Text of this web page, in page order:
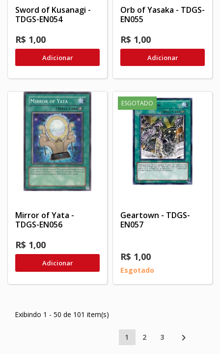
Sword of Kusanagi -
TDGS-EN054
R$ 1,00
Adicionar
Orb of Yasaka - TDGS-
EN055
R$ 1,00
Adicionar
Mirror of Yata -
TDGS-EN056
R$ 1,00
Adicionar
ESGOTADO
Geartown - TDGS-
EN057
R$ 1,00
Esgotado
Exibindo 1 - 50 de 101 item(s)
1 2 3 